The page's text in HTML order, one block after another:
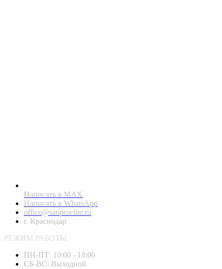
Написать в MAX
Написать в WhatsApp
office@sanproelite.ru
г. Краснодар
РЕЖИМ РАБОТЫ
ПН-ПТ: 10:00 - 18:00
СБ-ВС: Выходной